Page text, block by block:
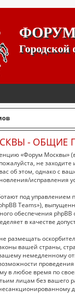
- ОБЩИЕ
«Форум Москвы»
не
об этом, однако с
исправления
под управлением
Teams»),
обеспечения
в качестве
размещать
вашей страны,
немедленному
в любое время по
лицам без вашего